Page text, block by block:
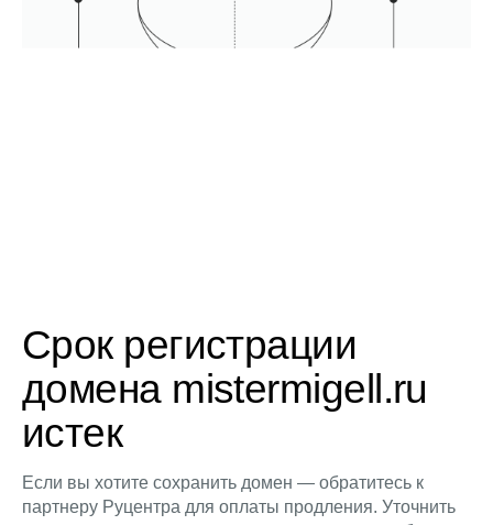
Срок регистрации
домена mistermigell.ru
истек
Если вы хотите сохранить домен — обратитесь к
партнеру Руцентра для оплаты продления. Уточнить